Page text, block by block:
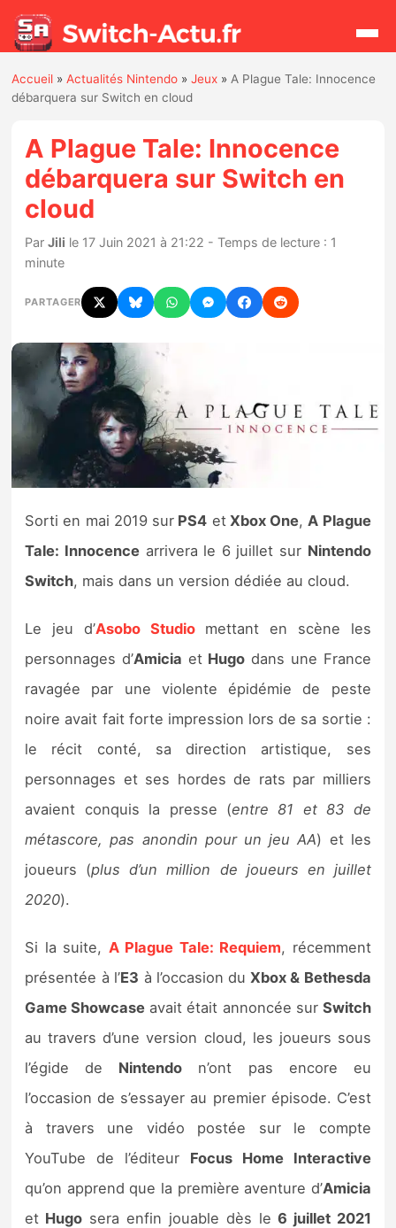
Actualités
Jeux
Hardware
Mises à jour
Chiffres de ventes
Rumeurs
Nintendo Direct
Tests et previews
Tests de jeux
Tests d’accessoires
Autres tests
Previews
Précommandes
Précommandes jeux Switch 2
Sorties de jeux
Bons plans
Accueil »Actualités Nintendo »Jeux »A Plague Tale: Innocence
débarquera sur Switch en cloud
A Plague Tale: Innocence
débarquera sur Switch en
cloud
ParJili le 17 Juin 2021 à 21:22 - Temps de lecture : 1
minute
PARTAGER
Sorti en mai 2019 sur PS4 etXbox One, A Plague
Tale: Innocencearrivera le 6 juillet sur Nintendo
Switch, mais dans un version dédiée au cloud.
Le jeu d’Asobo Studiomettant en scène les
personnages d’Amicia et Hugo dans une France
ravagée par une violente épidémie de peste
noire avait fait forte impression lors de sa sortie :
le récit conté, sa direction artistique, ses
personnages et ses hordes de rats par milliers
avaient conquis la presse (entre 81 et 83 de
métascore, pas anondin pour un jeu AA) et les
joueurs (plus d’un million de joueurs en juillet
2020).
Si la suite, A Plague Tale: Requiem, récemment
présentée à l’E3 à l’occasion du Xbox & Bethesda
Game Showcase avait était annoncée sur Switch
au travers d’une version cloud, les joueurs sous
l’égide de Nintendo n’ont pas encore eu
l’occasion de s’essayer au premier épisode. C’est
à travers une vidéo postée sur le compte
YouTube de l’éditeur Focus Home Interactive
qu’on apprend que la première aventure d’Amicia
et Hugo sera enfin jouable dès le 6 juillet 2021